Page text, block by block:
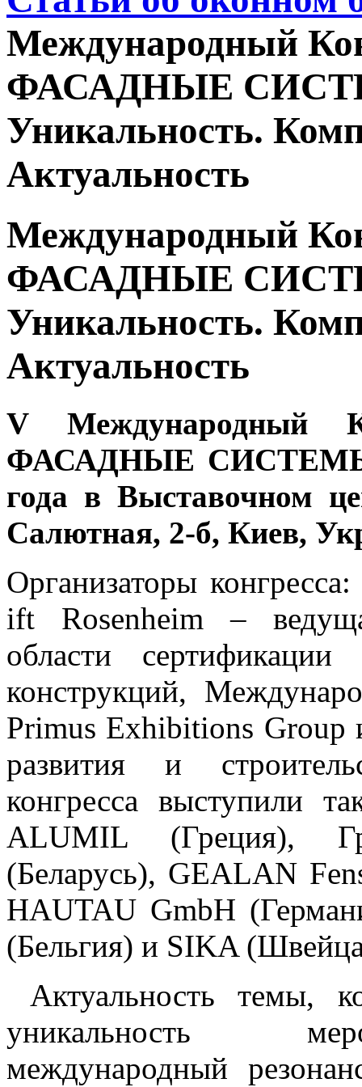
Международный
ФАСАДНЫЕ
Уникальность.
Актуальность
Международный
ФАСАДНЫЕ
Уникальность.
Актуальность
V Международный
ФАСАДНЫЕ СИСТЕМЫ»
года в Выставочном
Салютная, 2-б, Киев,
Организаторы
ift Rosenheim –
области сертификации
конструкций,
Primus Exhibitions Group
развития и
конгресса выступили
ALUMIL (Греция),
(Беларусь), GEALAN
HAUTAU GmbH
(Бельгия) и SIKA
Актуальность темы,
уникальность
международный